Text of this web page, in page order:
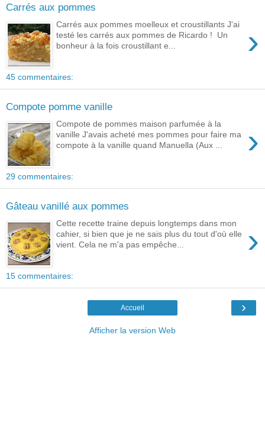
Carrés aux pommes
›
Carrés aux pommes moelleux et croustillants J'ai
testé les carrés aux pommes de Ricardo ! Un
bonheur à la fois croustillant e...
45 commentaires:
Compote pomme vanille
›
Compote de pommes maison parfumée à la
vanille J'avais acheté mes pommes pour faire ma
compote à la vanille quand Manuella (Aux ...
29 commentaires:
Gâteau vanillé aux pommes
›
Cette recette traine depuis longtemps dans mon
cahier, si bien que je ne sais plus du tout d'où elle
vient. Cela ne m'a pas empêche...
15 commentaires:
›
Accueil
Afficher la version Web